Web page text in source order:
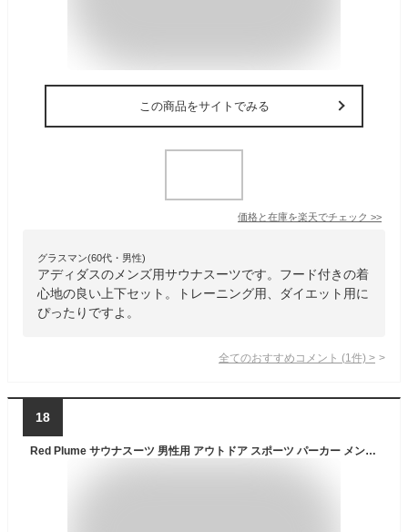
この商品をサイトでみる
価格と在庫を楽天でチェック >>
グラスマン(60代・男性)
アディダスのメンズ用サウナスーツです。フード付きの着
心地の良い上下セット。トレーニング用、ダイエット用に
ぴったりですよ。
全てのおすすめコメント (1 件) >
18
Red Plume サウナスーツ 男性用 アウトドア スポーツ パーカー メンズ フィットネス 減量スーツ ジッパー スウェット長袖ジャケット US サイズ: 4X-Large カラー: レッド